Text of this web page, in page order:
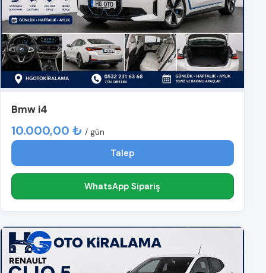
Bmw i4
10.000,00 ₺ / gün
Talep
WhatsApp Sipariş